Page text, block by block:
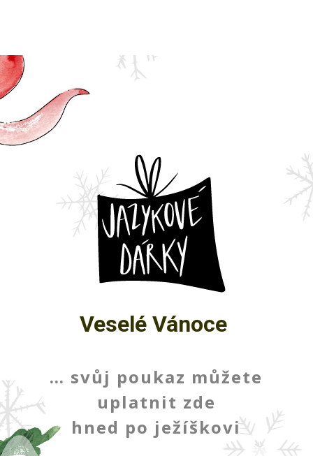
Veselé Vánoce
… svůj poukaz můžete
uplatnit zde
hned po ježíškovi